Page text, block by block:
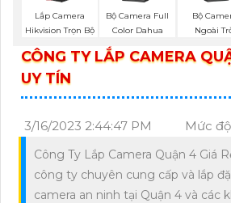
Lắp Camera
Hikvision Trọn Bộ
Bộ Camera Full
Color Dahua
Bộ
Ngoài
CÔNG TY LẮP CAMERA
UY TÍN
3/16/2023 2:44:47 PM Mức
Công Ty Lắp Camera Quận 4 Giá
công ty chuyên cung cấp và lắp
camera an ninh tại Quận 4 và các